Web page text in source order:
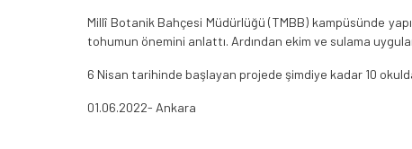
Millî Botanik Bahçesi Müdürlüğü (TMBB) kampüsünde
tohumun önemini anlattı. Ardından ekim ve sulama
6 Nisan tarihinde başlayan projede şimdiye kadar 10
01.06.2022- Ankara